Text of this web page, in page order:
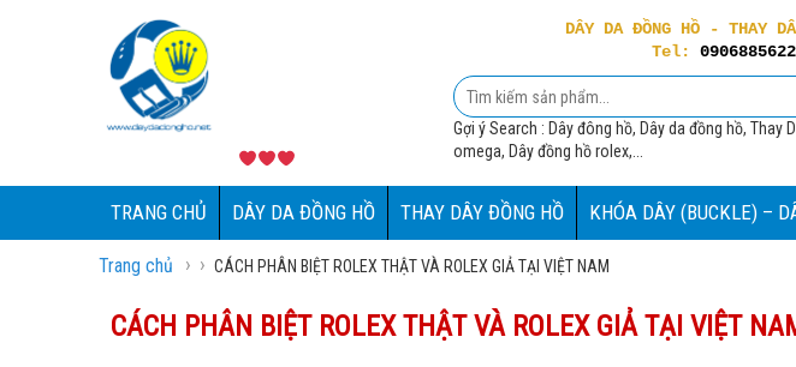
DÂY DA ĐỒNG HỒ - THAY
Tel: 0906885622
Gợi ý Search : Dây đông hồ, Dây da đồng hồ, Thay
omega, Dây đồng hồ rolex,...
TRANG CHỦ DÂY DA ĐỒNG HỒ THAY DÂY ĐỒNG HỒ KHÓA DÂY (BUCKLE) –
Trang chủ › › CÁCH PHÂN BIỆT ROLEX THẬT VÀ ROLEX GIẢ TẠI VIỆT NAM
CÁCH PHÂN BIỆT ROLEX THẬT VÀ ROLEX GIẢ TẠI VIỆT